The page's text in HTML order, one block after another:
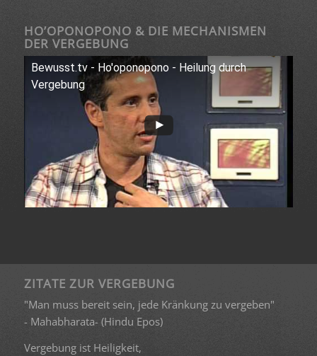
HO’OPONOPONO & DIE MECHANISMEN
DER VERGEBUNG
Bewusst.tv - Ho'oponopono - Heilung durch
Vergebung
ZITATE ZUR VERGEBUNG
"Man muss bereit sein, jede Kränkung zu vergeben"
- Mahabharata- (Hindu Epos)
Vergebung ist Heiligkeit,